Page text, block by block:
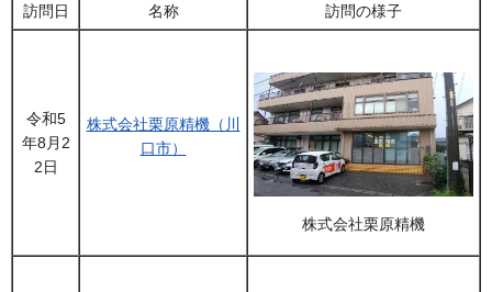
訪問日 名称 訪問の様子
令和5
年8月2
2日
株式会社栗原精機（川
口市）
株式会社栗原精機